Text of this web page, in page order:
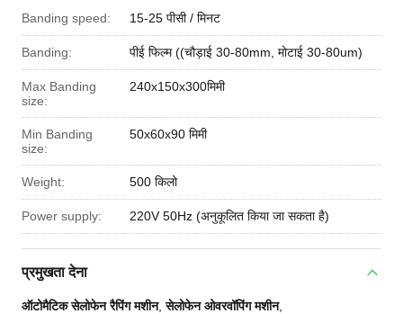
Banding speed: 15-25 पीसी / मिनट
Banding: पीई फिल्म ((चौड़ाई 30-80mm, मोटाई 30-80um)
Max Banding
size:
240x150x300मिमी
Min Banding
size:
50x60x90 मिमी
Weight: 500 किलो
Power supply: 220V 50Hz (अनुकूलित किया जा सकता है)
प्रमुखता देना
ऑटोमैटिक सेलोफेन रैपिंग मशीन,सेलोफेन ओवरवॉपिंग मशीन,